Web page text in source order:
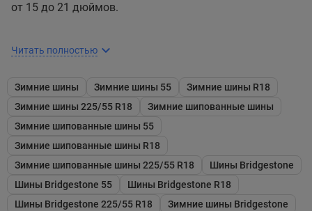
от 15 до 21 дюймов.
Рисунок протектора
Направленный рисунок не содержит в своей
структуре отдельного ребра в центре и кольцевых
канавок, но столь же хорошо справляется с
управлением и аквапланированием за счёт
жесткости резины и широких, значительно глубоких
Читать полностью
Зимние шины Зимние шины 55
Зимние шины R18
Зимние шины 225/55 R18
Зимние шипованные шины
Зимние шипованные шины 55
Зимние шипованные шины R18
Зимние шипованные шины 225/55 R18
Шины Bridgestone
Шины Bridgestone 55
Шины Bridgestone R18
Шины Bridgestone 225/55 R18
Зимние шины Bridgestone